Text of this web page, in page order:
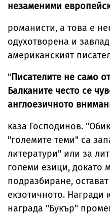
незаменими
романисти, а това е
одухотворена и
американският
"Писателите не само
Балканите често се
англоезичното
каза Господинов.
"големите теми" са
литератури" или за
големи езици, докато
подразбиране,
екзотичното. Награди
награда "Букър"